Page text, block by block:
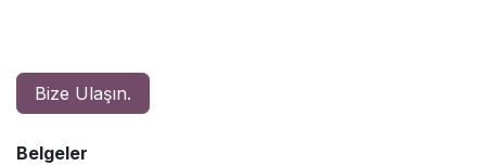
Bize Ulaşın.
Belgeler